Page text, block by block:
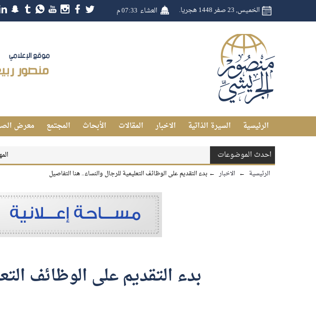
الخميس, 23 صفر 1448 هجريا. العشاء 07:33 م
الرئيسية السيرة الذاتية الاخبار المقالات الأبحاث المجتمع معرض
احدث الموضوعات المهاترات
الرئيسية ← الاخبار ← بدء التقديم على الوظائف التعليمية للرجال والنساء.. هنا التفاصيل
بدء التقديم على الوظائف